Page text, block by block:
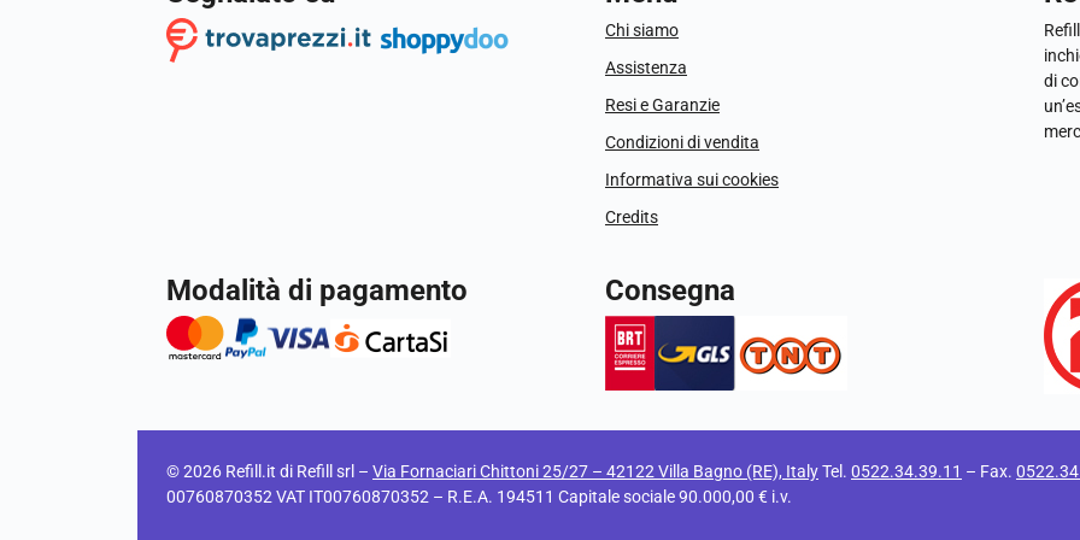
Chi siamo
Assistenza
Resi e Garanzie
Condizioni di vendita
Informativa sui cookies
Credits
di
Modalità di pagamento Consegna
© 2026 Refill.it di Refill srl – Via Fornaciari Chittoni 25/27 – 42122 Villa Bagno (RE), ItalyTel. 0522.34.39.11 – Fax.
00760870352 VAT IT00760870352 – R.E.A. 194511 Capitale sociale 90.000,00 € i.v.